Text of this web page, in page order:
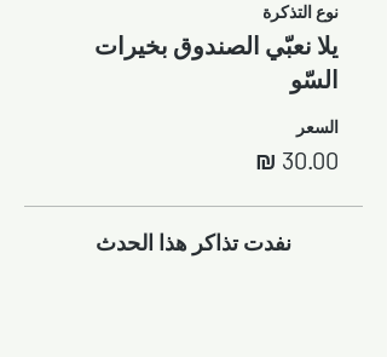
نوع التذكرة
يلا نعبّي الصندوق بخيرات
السّو
السعر
نفدت تذاكر هذا الحدث